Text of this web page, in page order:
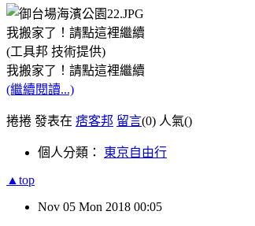
我搬家了！請點這裡繼續
(工具邦 技術提供)
我搬家了！請點這裡繼續
(繼續閱讀...)
捲捲 發表在 痞客邦 留言(0) 人氣()
個人分類： 東京自由行
▲top
Nov 05 Mon 2018 00:05